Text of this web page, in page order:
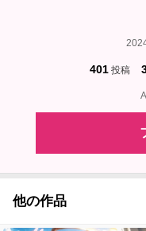
401 投稿
他の作品